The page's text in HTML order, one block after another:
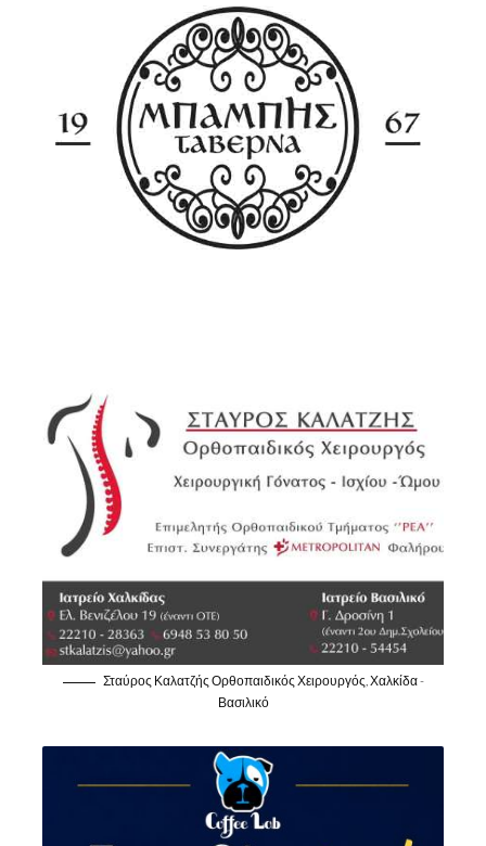
Σταύρος Καλατζής Ορθοπαιδικός Χειρουργός, Χαλκίδα -
Βασιλικό